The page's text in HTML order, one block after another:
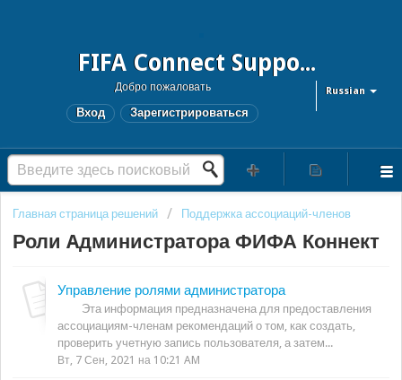
FIFA Connect Support and FCMS Support
Russian
Добро пожаловать
Вход Зарегистрироваться
Главная страница решений Поддержка ассоциаций-членов
Роли Aдминистратора ФИФА Коннект
Управление ролями администратора
Эта информация предназначена для предоставления
ассоциациям-членам рекомендаций о том, как создать,
проверить учетную запись пользователя, а затем...
Вт, 7 Сен, 2021 на 10:21 AM